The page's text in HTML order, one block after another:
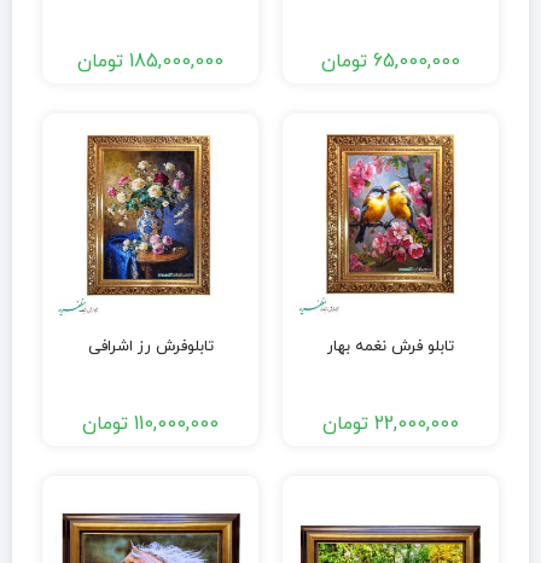
65,000,000 تومان 185,000,000 تومان
تابلو فرش نغمه بهار
22,000,000 تومان
تابلوفرش رز اشرافی
110,000,000 تومان